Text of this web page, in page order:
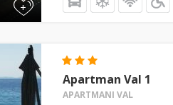
+
Apartman Val 1
APARTMANI VAL